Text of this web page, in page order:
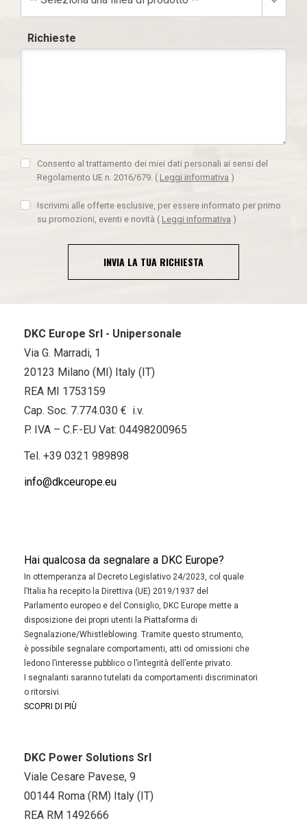
Richieste
Consento al trattamento dei miei dati personali ai sensi del
Regolamento UE n. 2016/679. ( Leggi informativa )
Iscrivimi alle offerte esclusive, per essere informato per primo
su promozioni, eventi e novità ( Leggi informativa )
INVIA LA TUA RICHIESTA
DKC Europe Srl - Unipersonale
Via G. Marradi, 1
20123 Milano (MI) Italy (IT)
REA MI 1753159
Cap. Soc. 7.774.030 € i.v.
P. IVA – C.F.-EU Vat: 04498200965
Tel. +39 0321 989898
info@dkceurope.eu
Hai qualcosa da segnalare a DKC Europe?
In ottemperanza al Decreto Legislativo 24/2023, col quale
l’Italia ha recepito la Direttiva (UE) 2019/1937 del
Parlamento europeo e del Consiglio, DKC Europe mette a
disposizione dei propri utenti la Piattaforma di
Segnalazione/Whistleblowing. Tramite questo strumento,
è possibile segnalare comportamenti, atti od omissioni che
ledono l’interesse pubblico o l’integrità dell’ente privato.
I segnalanti saranno tutelati da comportamenti discriminatori
o ritorsivi.
SCOPRI DI PIÙ
DKC Power Solutions Srl
Viale Cesare Pavese, 9
00144 Roma (RM) Italy (IT)
REA RM 1492666